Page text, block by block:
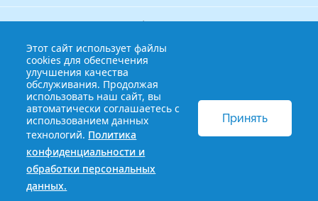
Дополнительное профессиональное образование
Аккредитационно — симуляционный центр
Бережливый колледж
© 2013-2021 Краснодарский краевой базовый медицинский
колледж
Политика конфиденциальности и обработки
персональных данных
Этот сайт использует файлы
cookies для обеспечения
улучшения качества
обслуживания. Продолжая
использовать наш сайт, вы
автоматически соглашаетесь с
использованием данных
технологий. Политика
конфиденциальности и
обработки персональных
данных.
Принять